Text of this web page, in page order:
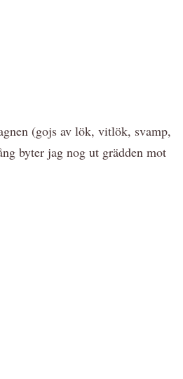
(gojs av lök, vitlök, svamp,
byter jag nog ut grädden mot